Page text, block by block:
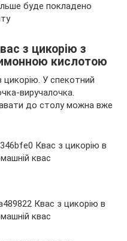
буде покладено
з цикорію з
кислотою
цикорію. У спекотний
виручалочка.
до столу можна вже